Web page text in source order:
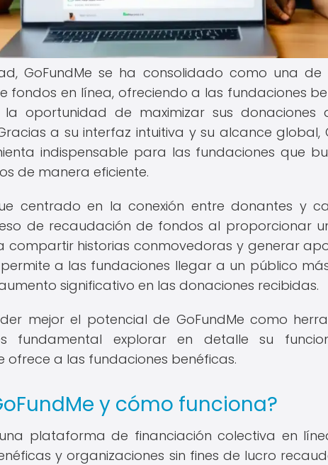
GoFundMe se ha consolidado como una
fondos en línea, ofreciendo a las fundaciones
oportunidad de maximizar sus
a su interfaz intuitiva y su alcance global,
indispensable para las fundaciones que
de manera eficiente.
centrado en la conexión entre donantes y
de recaudación de fondos al proporcionar
compartir historias conmovedoras y generar
a las fundaciones llegar a un público
significativo en las donaciones recibidas.
mejor el potencial de GoFundMe como
fundamental explorar en detalle su
ofrece a las fundaciones benéficas.
y cómo funciona?
plataforma de financiación colectiva en
y organizaciones sin fines de lucro